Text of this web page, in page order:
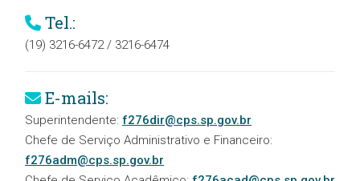
Tel.:
(19) 3216-6472 / 3216-6474
E-mails:
Superintendente: f276dir@cps.sp.gov.br
Chefe de Serviço Administrativo e Financeiro:
f276adm@cps.sp.gov.br